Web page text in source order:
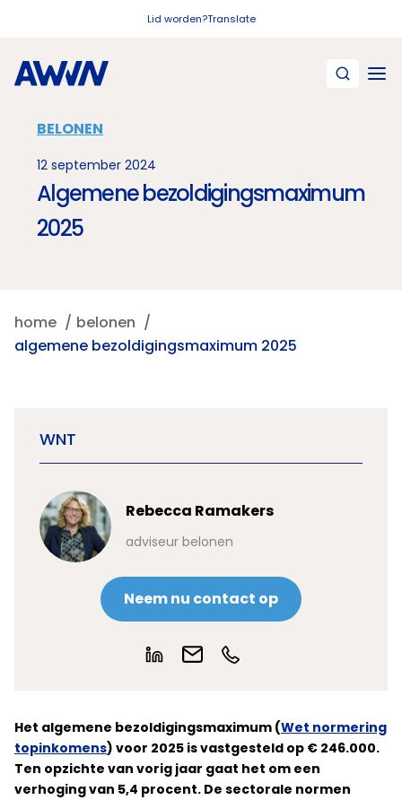
Lid worden?Translate
BELONEN
12 september 2024
Algemene bezoldigingsmaximum
2025
home
belonen
algemene bezoldigingsmaximum 2025
WNT
Rebecca Ramakers
adviseur belonen
Neem nu contact op
Het algemene bezoldigingsmaximum (Wet normering
topinkomens) voor 2025 is vastgesteld op € 246.000.
Ten opzichte van vorig jaar gaat het om een
verhoging van 5,4 procent. De sectorale normen